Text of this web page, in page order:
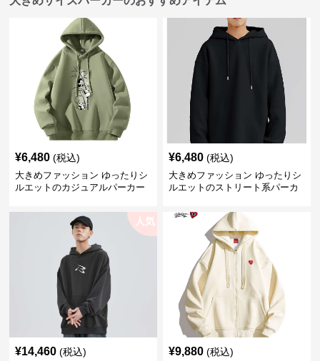
¥6,480 (税込)
大きめファッション ゆったりシ
ルエットのカジュアルパーカー
¥6,480 (税込)
大きめファッション ゆったりシ
ルエットのストリート系パーカ
人気
¥14,460 (税込) ¥9,880 (税込)